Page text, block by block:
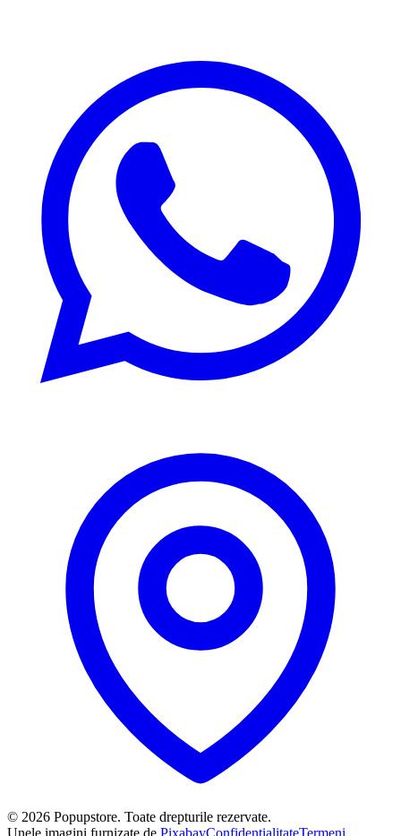
© 2026 Popupstore. Toate drepturile rezervate.
Unele imagini furnizate de PixabayConfidențialitateTermeni